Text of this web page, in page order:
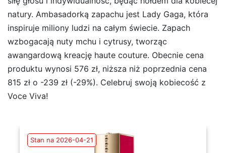
natury. Ambasadorką zapachu jest Lady Gaga, która
inspiruje miliony ludzi na całym świecie. Zapach
wzbogacają nuty mchu i cytrusy, tworząc
awangardową kreację haute couture. Obecnie cena
produktu wynosi 576 zł, niższa niż poprzednia cena
815 zł o -239 zł (-29%). Celebruj swoją kobiecość z
Voce Viva!
Stan na 2026-04-21